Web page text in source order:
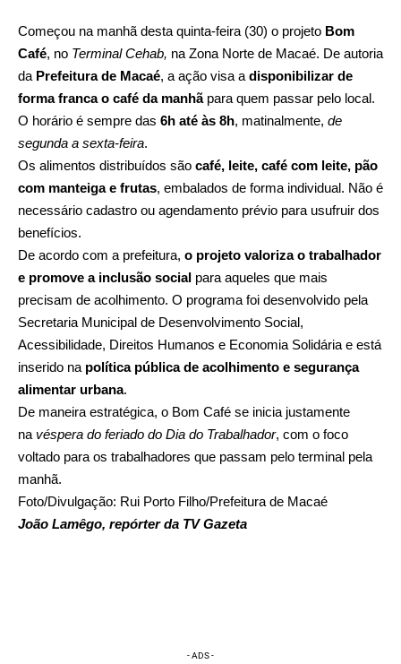
Começou na manhã desta quinta-feira (30) o projeto Bom
Café, no Terminal Cehab, na Zona Norte de Macaé. De autoria
da Prefeitura de Macaé, a ação visa a disponibilizar de
forma franca o café da manhãpara quem passar pelo local.
O horário é sempre das 6h até às 8h, matinalmente, de
segunda a sexta-feira.
Os alimentos distribuídos são café, leite, café com leite, pão
com manteiga e frutas, embalados de forma individual. Não é
necessário cadastro ou agendamento prévio para usufruir dos
benefícios.
De acordo com a prefeitura, o projeto valoriza o trabalhador
e promove a inclusão social para aqueles que mais
precisam de acolhimento. O programa foi desenvolvido pela
Secretaria Municipal de Desenvolvimento Social,
Acessibilidade, Direitos Humanos e Economia Solidária e está
inserido na política pública de acolhimento e segurança
alimentar urbana.
De maneira estratégica, o Bom Café se inicia justamente
na véspera do feriado do Dia do Trabalhador, com o foco
voltado para os trabalhadores que passam pelo terminal pela
manhã.
Foto/Divulgação: Rui Porto Filho/Prefeitura de Macaé
João Lamêgo, repórter da TV Gazeta
- ADS -